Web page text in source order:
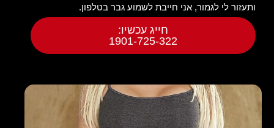
ותעזור לי לגמור, אני חייבת לשמוע גבר בטלפון.
חייג עכשיו:
1901-725-322